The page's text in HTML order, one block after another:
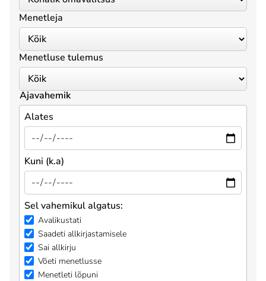
Menetleja
Menetluse tulemus
Ajavahemik
Alates
Kuni (k.a)
Sel vahemikul algatus:
Avalikustati
Saadeti allkirjastamisele
Sai allkirju
Võeti menetlusse
Menetleti lõpuni